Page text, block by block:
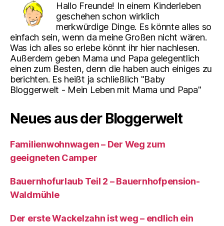
Hallo Freunde! In einem Kinderleben
geschehen schon wirklich
merkwürdige Dinge. Es könnte alles so
einfach sein, wenn da meine Großen nicht wären.
Was ich alles so erlebe könnt ihr hier nachlesen.
Außerdem geben Mama und Papa gelegentlich
einen zum Besten, denn die haben auch einiges zu
berichten. Es heißt ja schließlich "Baby
Bloggerwelt - Mein Leben mit Mama und Papa"
Neues aus der Bloggerwelt
Familienwohnwagen – Der Weg zum
geeigneten Camper
Bauernhofurlaub Teil 2 – Bauernhofpension-
Waldmühle
Der erste Wackelzahn ist weg – endlich ein